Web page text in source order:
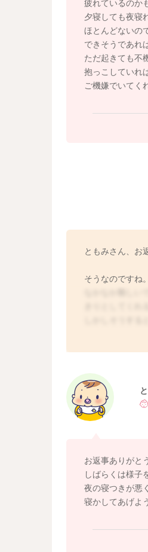
疲れているのか
夕寝しても夜寝
ほとんどないの
できそうであれ
ただ起きても不
抱っこしていれ
ご機嫌でいてく
ともみさん、お
そうなのですね。
しかしそうす
お返事ありがと
しばらくは様子
夜の寝つきが悪
寝かしてあげよ